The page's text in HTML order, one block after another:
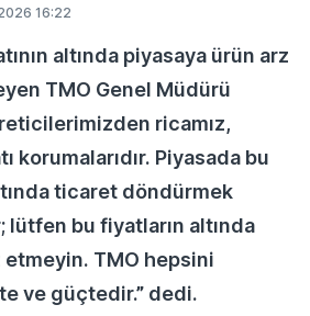
16:22
altında piyasaya ürün arz
TMO Genel Müdürü
ricamız,
korumalarıdır. Piyasada bu
ticaret döndürmek
bu fiyatların altında
etmeyin. TMO hepsini
ve güçtedir.” dedi.